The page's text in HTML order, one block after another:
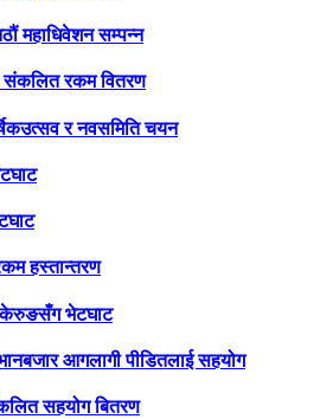
महाधिवेशन सम्पन्न
संकलित रकम वितरण
र नवसमिति चयन
हस्तान्तरण
केरुङसँग भेटघाट
आगलागी पीडितलाई सहयोग
सहयोग बितरण